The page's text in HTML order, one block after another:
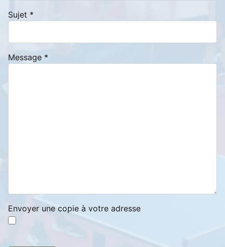
Sujet *
Message *
Envoyer une copie à votre adresse